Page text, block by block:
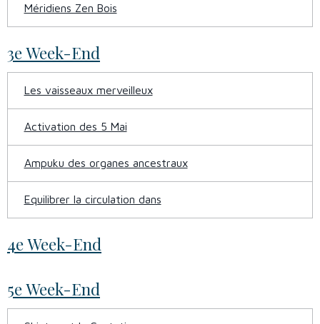
Méridiens Zen Bois
3e Week-End
Les vaisseaux merveilleux
Activation des 5 Mai
Ampuku des organes ancestraux
Equilibrer la circulation dans
4e Week-End
5e Week-End